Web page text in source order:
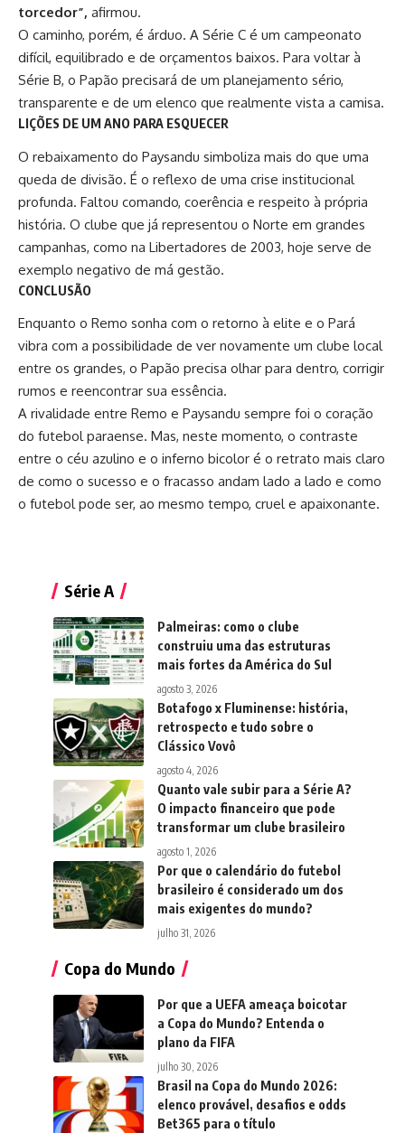
torcedor”, afirmou.
O caminho, porém, é árduo. A Série C é um campeonato
difícil, equilibrado e de orçamentos baixos. Para voltar à
Série B, o Papão precisará de um planejamento sério,
transparente e de um elenco que realmente vista a camisa.
LIÇÕES DE UM ANO PARA ESQUECER
O rebaixamento do Paysandu simboliza mais do que uma
queda de divisão. É o reflexo de uma crise institucional
profunda. Faltou comando, coerência e respeito à própria
história. O clube que já representou o Norte em grandes
campanhas, como na Libertadores de 2003, hoje serve de
exemplo negativo de má gestão.
CONCLUSÃO
Enquanto o Remo sonha com o retorno à elite e o Pará
vibra com a possibilidade de ver novamente um clube local
entre os grandes, o Papão precisa olhar para dentro, corrigir
rumos e reencontrar sua essência.
A rivalidade entre Remo e Paysandu sempre foi o coração
do futebol paraense. Mas, neste momento, o contraste
entre o céu azulino e o inferno bicolor é o retrato mais claro
de como o sucesso e o fracasso andam lado a lado e como
o futebol pode ser, ao mesmo tempo, cruel e apaixonante.
Série A
Palmeiras: como o clube
construiu uma das estruturas
mais fortes da América do Sul
agosto 3, 2026
Botafogo x Fluminense: história,
retrospecto e tudo sobre o
Clássico Vovô
agosto 4, 2026
Quanto vale subir para a Série A?
O impacto financeiro que pode
transformar um clube brasileiro
agosto 1, 2026
Por que o calendário do futebol
brasileiro é considerado um dos
mais exigentes do mundo?
julho 31, 2026
Copa do Mundo
Por que a UEFA ameaça boicotar
a Copa do Mundo? Entenda o
plano da FIFA
julho 30, 2026
Brasil na Copa do Mundo 2026:
elenco provável, desafios e odds
Bet365 para o título